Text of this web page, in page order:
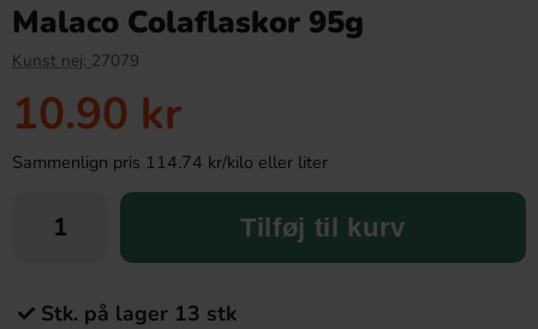
Malaco Colaflaskor 95g
Kunst nej: 27079
10.90 kr
Sammenlign pris 114.74 kr/kilo eller liter
Tilføj til kurv
Stk. på lager 13 stk